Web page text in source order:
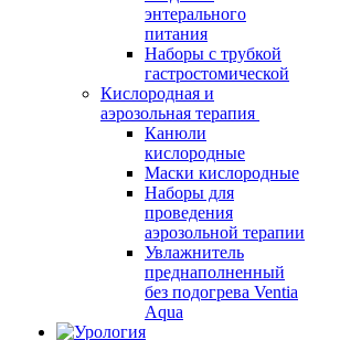
энтерального
питания
Наборы с трубкой
гастростомической
Кислородная и
аэрозольная терапия
Канюли
кислородные
Маски кислородные
Наборы для
проведения
аэрозольной терапии
Увлажнитель
преднаполненный
без подогрева Ventia
Aqua